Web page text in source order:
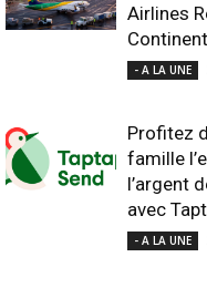
Airlines
- A LA UNE
Profitez
famille
l’argent
avec
- A LA UNE